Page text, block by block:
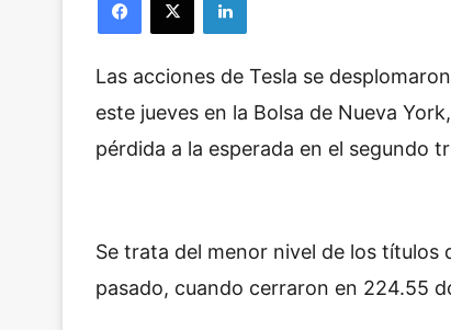
Las acciones de Tesla se
este jueves en la Bolsa de Nueva
pérdida a la esperada en el segundo
Se trata del menor nivel de los títulos
pasado, cuando cerraron en 224.55